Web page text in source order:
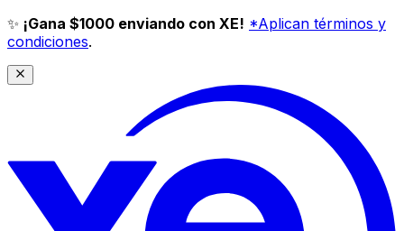
✨ ¡Gana $1000 enviando con XE! *Aplican términos y
condiciones.